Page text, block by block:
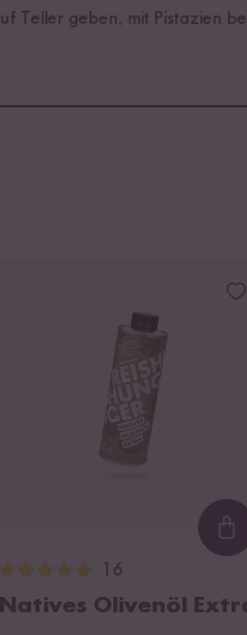
Teller geben, mit Pistazien
16
Natives Olivenöl